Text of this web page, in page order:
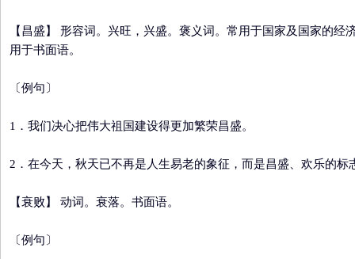
【昌盛】 形容词。兴旺，兴盛。褒义词。常用于国家及国家的经
用于书面语。
〔例句〕
1．我们决心把伟大祖国建设得更加繁荣昌盛。
2．在今天，秋天已不再是人生易老的象征，而是昌盛、欢乐的标
【衰败】 动词。衰落。书面语。
〔例句〕